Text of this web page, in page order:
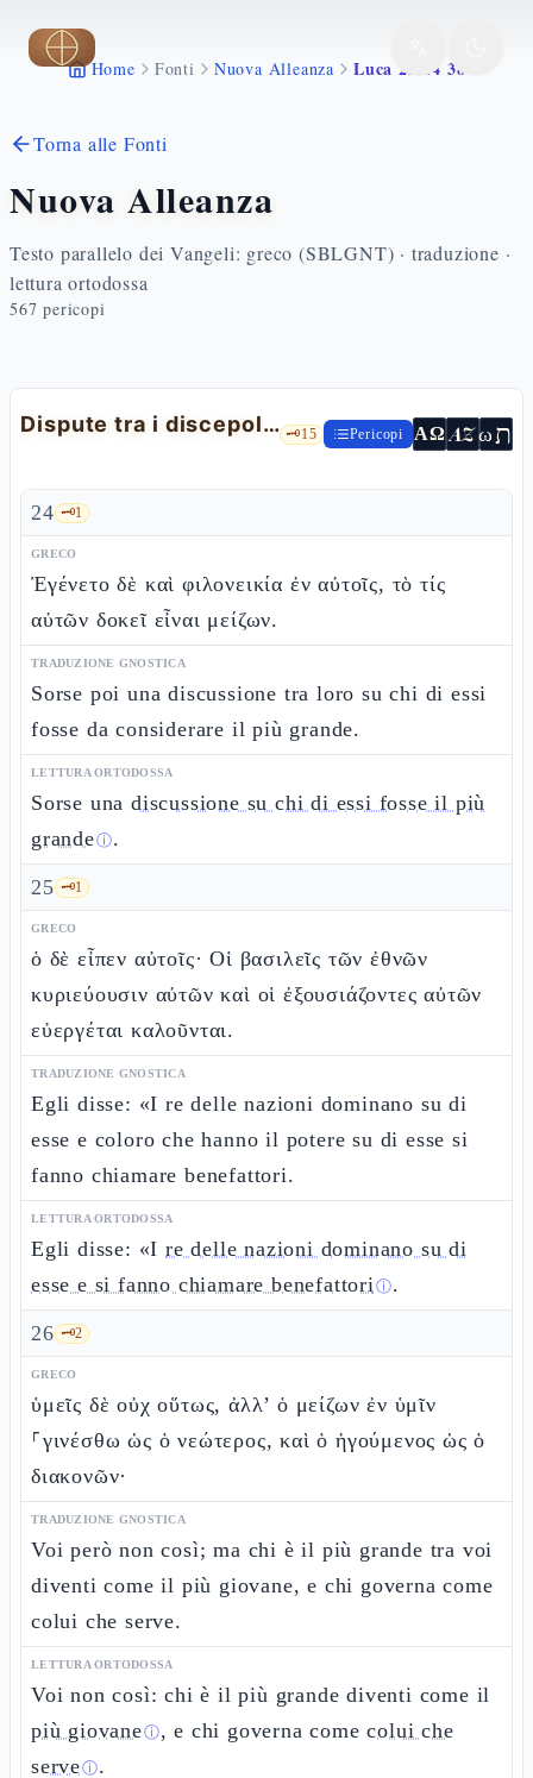
Vai al contenuto principale
Home Fonti Nuova Alleanza Luca 22 24 38
Torna alle Fonti
Nuova Alleanza
Testo parallelo dei Vangeli: greco (SBLGNT) · traduzione ·
lettura ortodossa
567 pericopi
Dispute tra i discepoli e predizioni 🗝️15 Pericopi ΑΩ AZωת
24 🗝️1
GRECO
Ἐγένετο δὲ καὶ φιλονεικία ἐν αὐτοῖς, τὸ τίς
αὐτῶν δοκεῖ εἶναι μείζων.
TRADUZIONE GNOSTICA
Sorse poi una discussione tra loro su chi di essi
fosse da considerare il più grande.
LETTURA ORTODOSSA
Sorse unadiscussione su chi di essi fosse il più
grandeⓘ.
25 🗝️1
GRECO
ὁ δὲ εἶπεν αὐτοῖς· Οἱ βασιλεῖς τῶν ἐθνῶν
κυριεύουσιν αὐτῶν καὶ οἱ ἐξουσιάζοντες αὐτῶν
εὐεργέται καλοῦνται.
TRADUZIONE GNOSTICA
Egli disse: «I re delle nazioni dominano su di
esse e coloro che hanno il potere su di esse si
fanno chiamare benefattori.
LETTURA ORTODOSSA
Egli disse: «Ire delle nazioni dominano su di
esse e si fanno chiamare benefattoriⓘ.
26 🗝️2
GRECO
ὑμεῖς δὲ οὐχ οὕτως, ἀλλ’ ὁ μείζων ἐν ὑμῖν
⸀γινέσθω ὡς ὁ νεώτερος, καὶ ὁ ἡγούμενος ὡς ὁ
διακονῶν·
TRADUZIONE GNOSTICA
Voi però non così; ma chi è il più grande tra voi
diventi come il più giovane, e chi governa come
colui che serve.
LETTURA ORTODOSSA
Voi non così: chi è il più grande diventi come il
più giovaneⓘ, e chi governa comecolui che
serveⓘ.